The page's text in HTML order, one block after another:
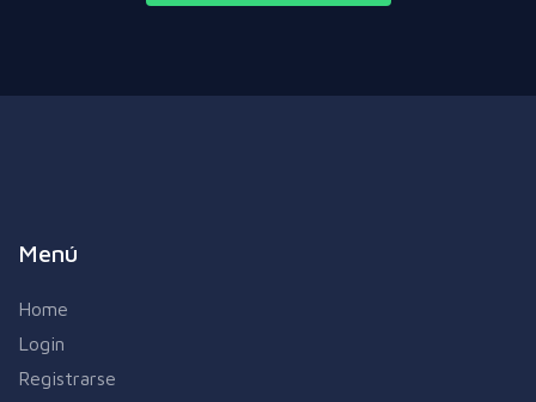
Menú
Home
Login
Registrarse